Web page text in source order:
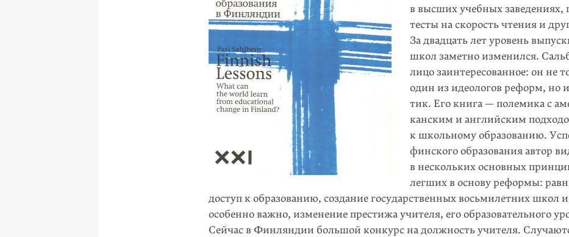
в высших учебных заведениях,
тесты на скорость чтения и
За двадцать лет уровень
школ заметно изменился.
лицо заинтересованное: он не
один из идеологов реформ, но
тик. Его книга — полемика с
канским и английским
к школьному образованию.
финского образования автор
в нескольких основных
легших в основу реформы:
доступ к образованию, создание государственных восьмилетних школ
особенно важно, изменение престижа учителя, его образовательного
Сейчас в Финляндии большой конкурс на должность учителя.